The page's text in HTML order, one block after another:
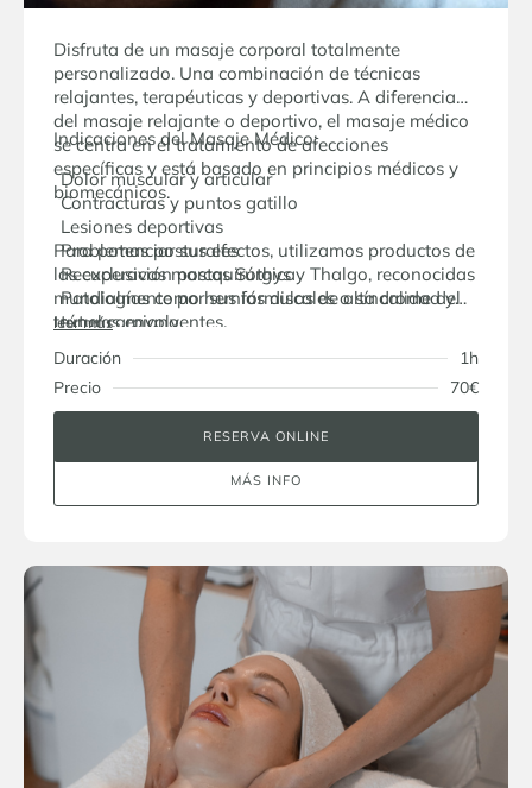
Disfruta de un masaje corporal totalmente
personalizado. Una combinación de técnicas
relajantes, terapéuticas y deportivas. A diferencia
del masaje relajante o deportivo, el masaje médico
se centra en el tratamiento de afecciones
específicas y está basado en principios médicos y
biomecánicos.
Indicaciones del Masaje Médico:
Dolor muscular y articular
Contracturas y puntos gatillo
Lesiones deportivas
Problemas posturales
Recuperación postquirúrgica
Patologías como hernias discales o síndrome del
túnel carpiano
Para potenciar sus efectos, utilizamos productos de
las exclusivas marcas Sothys y Thalgo, reconocidas
mundialmente por sus fórmulas de alta calidad y
texturas envolventes.
leer más
Duración
1h
Precio
70€
RESERVA ONLINE
MÁS INFO